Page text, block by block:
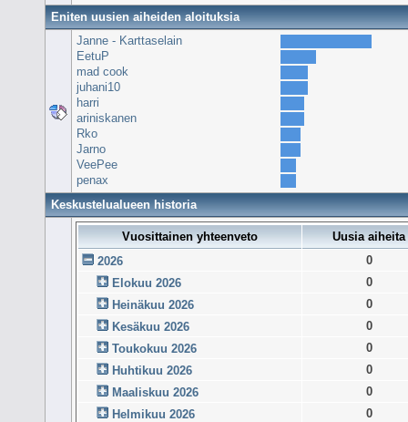
Eniten uusien aiheiden aloituksia
Janne - Karttaselain
EetuP
mad cook
juhani10
harri
ariniskanen
Rko
Jarno
VeePee
penax
Keskustelualueen historia
Vuosittainen yhteenveto
Uusia aiheita
2026
0
Elokuu 2026
0
Heinäkuu 2026
0
Kesäkuu 2026
0
Toukokuu 2026
0
Huhtikuu 2026
0
Maaliskuu 2026
0
Helmikuu 2026
0